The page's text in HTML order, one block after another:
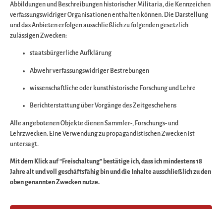
Entschuldigen Sie
bitte die
Wir arbeiten an
großartigen Sache
schauen Sie bald
wieder vorbei!
Abbildungen und Beschreibungen historischer Militaria, die Kennzeichen
verfassungswidriger Organisationen enthalten können. Die Darstellung
und das Anbieten erfolgen ausschließlich zu folgenden gesetzlich
zulässigen Zwecken:
staatsbürgerliche Aufklärung
Abwehr verfassungswidriger Bestrebungen
wissenschaftliche oder kunsthistorische Forschung und Lehre
Berichterstattung über Vorgänge des Zeitgeschehens
Alle angebotenen Objekte dienen Sammler-, Forschungs- und
Lehrzwecken. Eine Verwendung zu propagandistischen Zwecken ist
untersagt.
Mit dem Klick auf “Freischaltung” bestätige ich, dass ich mindestens 18
Jahre alt und voll geschäftsfähig bin und die Inhalte ausschließlich zu den
oben genannten Zwecken nutze.